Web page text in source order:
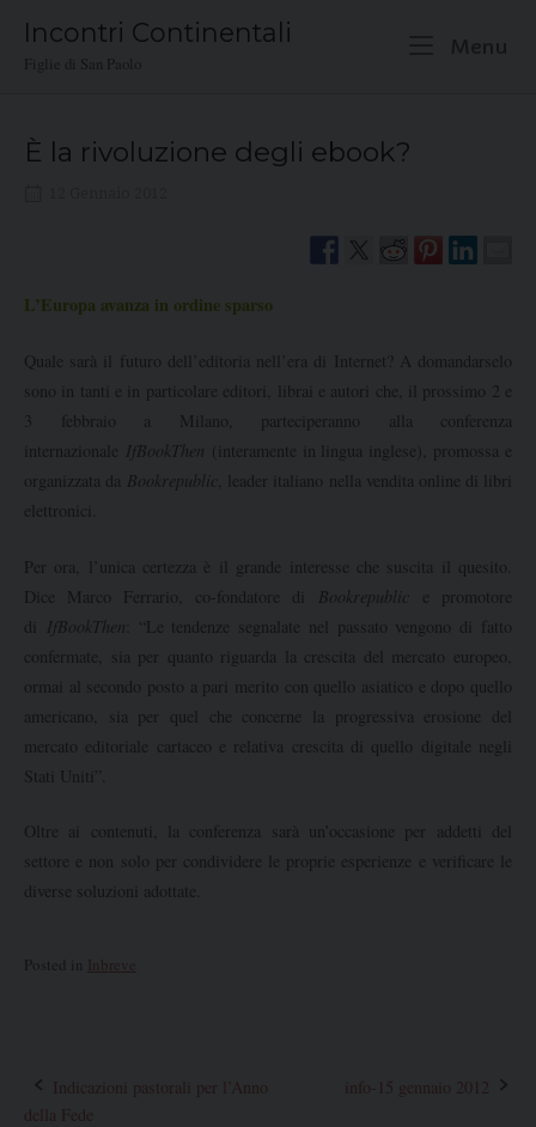
Incontri Continentali
Figlie di San Paolo
È la rivoluzione degli ebook?
L’Europa avanza in ordine sparso
Quale sarà il futuro dell’editoria nell’era di Internet? A domandarselo
sono in tanti e in particolare editori, librai e autori che, il prossimo 2 e
3 febbraio a Milano, parteciperanno alla conferenza
internazionale IfBookThen (interamente in lingua inglese), promossa e
organizzata da Bookrepublic , leader italiano nella vendita online di libri
elettronici.
Per ora, l’unica certezza è il grande interesse che suscita il quesito.
Dice Marco Ferrario, co-fondatore di
Bookrepublic e promotore
di
IfBookThen : “Le tendenze segnalate nel passato vengono di fatto
confermate, sia per quanto riguarda la crescita del mercato europeo,
ormai al secondo posto a pari merito con quello asiatico e dopo quello
americano, sia per quel che concerne la progressiva erosione del
mercato editoriale cartaceo e relativa crescita di quello digitale negli
Stati Uniti”.
Oltre ai contenuti, la conferenza sarà un’occasione per addetti del
settore e non solo per condividere le proprie esperienze e verificare le
diverse soluzioni adottate.
Posted in Inbreve
Post
Indicazioni pastorali per l’Anno
della Fede
info-15 gennaio 2012